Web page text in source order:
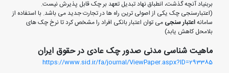
بربنیاد آنچه گذشت، انطباق نهاد تبدیل تعهد بر چک قابل پذیرش نیست.
(اعتبارسنجی چک یکی از اصولی ترین راه ها در تجارت جدید می باشد. با استفاده از
سامانهاعتبار سنجی می توان اعتبار بانکی افراد را مشخص کرد تا نرخ چک های
بلامحل کاهش یابد)
ماهیت شناسی مدنی صدور چک عادی در حقوق ایران
https://www.sid.ir/fa/journal/ViewPaper.aspx?ID=293385